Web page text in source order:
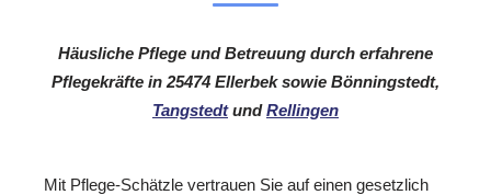
Häusliche Pflege und Betreuung durch erfahrene
Pflegekräfte in 25474 Ellerbek sowie Bönningstedt,
TangstedtundRellingen
Mit Pflege-Schätzle vertrauen Sie auf einen gesetzlich